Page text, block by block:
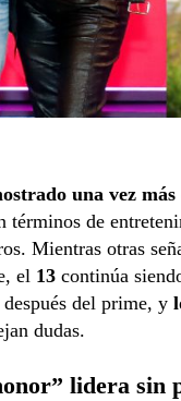
una vez más
términos de
Mientras otras
el 13 continúa
del prime, y
dudas.
lidera sin